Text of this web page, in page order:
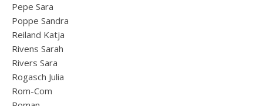
Pepe Sara
Poppe Sandra
Reiland Katja
Rivens Sarah
Rivers Sara
Rogasch Julia
Rom-Com